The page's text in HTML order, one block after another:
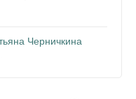
Черничкина